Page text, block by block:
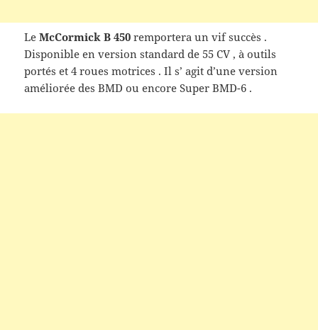
LeMcCormick B 450remportera un vif succès .
Disponible en version standard de 55 CV , à outils
portés et 4 roues motrices . Il s’ agit d’une version
améliorée des BMD ou encore Super BMD-6 .